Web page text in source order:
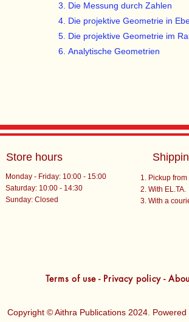
Die Messung durch Zahlen
Die projektive Geometrie in
Die projektive Geometrie im
Analytische Geometrien
Store hours
Monday - Friday: 10:00 - 15:00
Saturday: 10:00 - 14:30
​Sunday: Closed
Pickup
With EL.TA.
With a
Terms of use - Privacy policy -
Copyright © Aithra Publications 2024.